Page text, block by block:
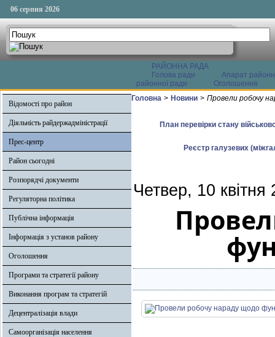
06 серпня 2026
РАЙОННА РАДА
Голова ради
Апарат
районної ради
Оголошення
Відомості про район
Діяльність райдержадміністрації
Прес-центр
Район сьогодні
Розпорядчі документи
Регуляторна політика
Публічна інформація
Інформація з установ району
Оголошення
Програми та стратегії району
Виконання програм та стратегій
Децентралізація влади
Самоорганізація населення
Головна > Новини > Провели робочу
План перевірки стану
Реєстр галузевих
Четвер, 10